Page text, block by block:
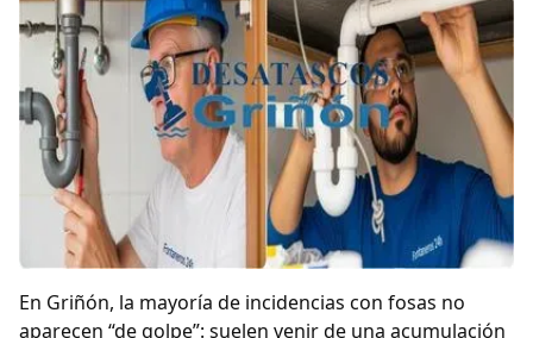
En Griñón, la mayoría de incidencias con fosas no
aparecen “de golpe”: suelen venir de una acumulación